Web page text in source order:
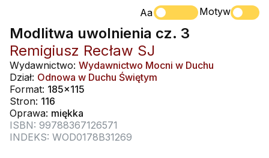
Wszystko z kategorii - Książki
Pismo Święte
Kościół Katolicki
Duszpasterstwo
Teologia
Życie chrześcijańskie
Duchowość
Wszystko z kategorii - Multimedia
DVD
CD-ROM
Muzyka
Rekolekcje i inne na CD
Śpiew i modlitwa
Dla Dzieci
Wszystko z kategorii - Dla Dzieci
Literatura (D)
Płyty, DVD (D)
Podręczniki i pomoce dydaktyczne
Podręczniki
Wszystko z kategorii - Podręczniki
Podręczniki i pomoce dydaktyczne
Zabawa i Nauka
Nowości
Zaloguj się
Aa
Motyw
Modlitwa uwolnienia cz. 3
Remigiusz Recław SJ
Wydawnictwo: Wydawnictwo Mocni w Duchu
Dział: Odnowa w Duchu Świętym
Format: 185x115
Stron: 116
Oprawa: miękka
ISBN: 99788367126571
INDEKS: WOD0178B31269